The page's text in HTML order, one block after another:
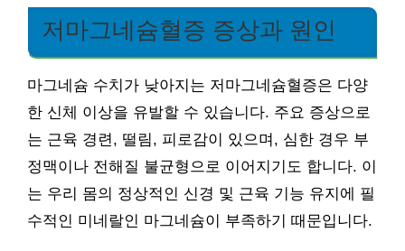
저마그네슘혈증 증상과 원인
마그네슘 수치가 낮아지는 저마그네슘혈증은 다양
한 신체 이상을 유발할 수 있습니다. 주요 증상으로
는 근육 경련, 떨림, 피로감이 있으며, 심한 경우 부
정맥이나 전해질 불균형으로 이어지기도 합니다. 이
는 우리 몸의 정상적인 신경 및 근육 기능 유지에 필
수적인 미네랄인 마그네슘이 부족하기 때문입니다.